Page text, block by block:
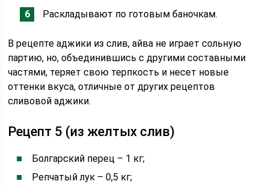
Раскладывают по готовым баночкам.
В рецепте аджики из слив, айва не играет сольную
партию, но, объединившись с другими составными
частями, теряет свою терпкость и несет новые
оттенки вкуса, отличные от других рецептов
сливовой аджики.
Рецепт 5 (из желтых слив)
Болгарский перец – 1 кг;
Репчатый лук – 0,5 кг;